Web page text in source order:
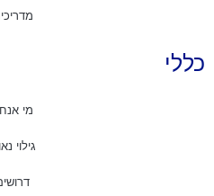
מדריכים
כללי
מי אנחנו
גילוי נאות
דרושים